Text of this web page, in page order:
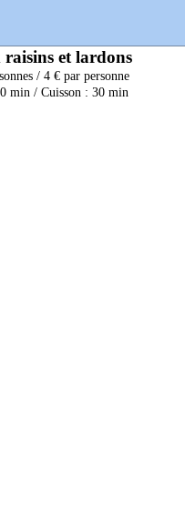
raisins et lardons
/ 4 € par personne
min / Cuisson : 30 min